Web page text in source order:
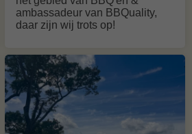
ambassadeur van BBQuality,
daar zijn wij trots op!